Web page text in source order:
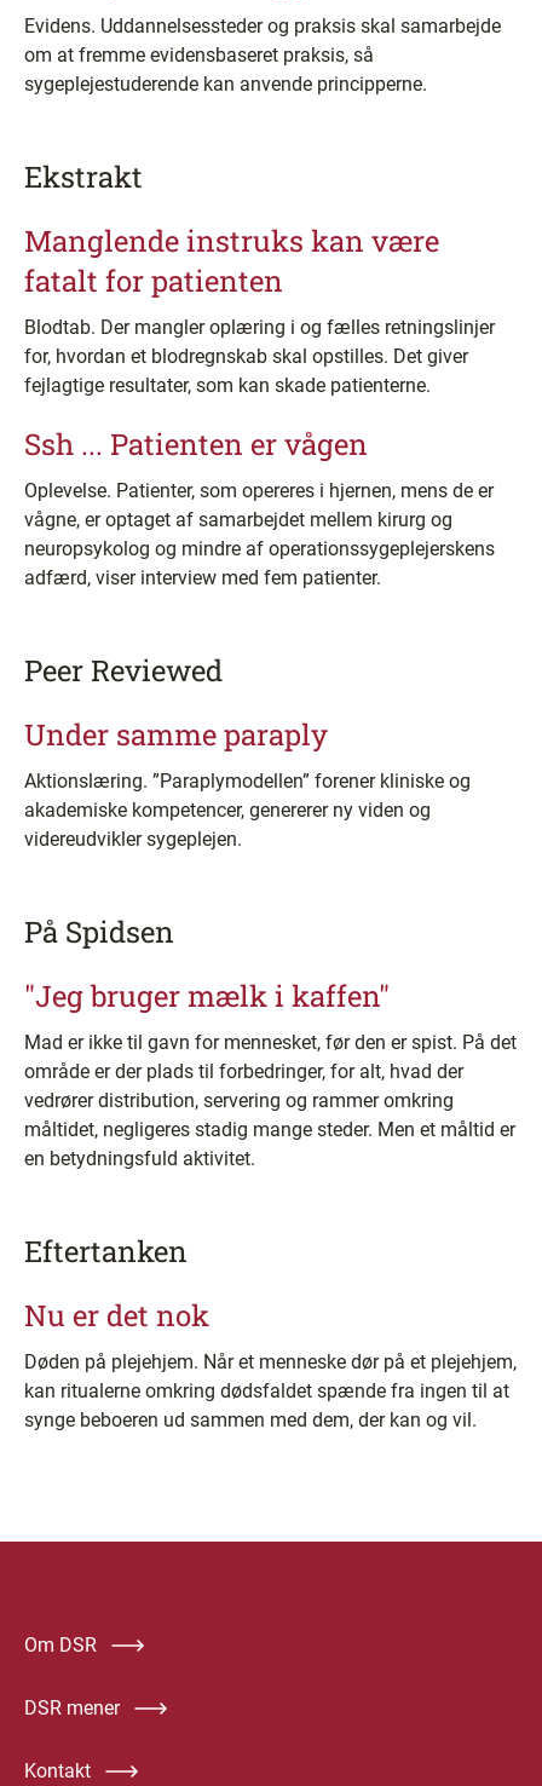
Evidens. Uddannelsessteder og praksis skal samarbejde
om at fremme evidensbaseret praksis, så
sygeplejestuderende kan anvende principperne.
Ekstrakt
Manglende instruks kan være
fatalt for patienten
Blodtab. Der mangler oplæring i og fælles retningslinjer
for, hvordan et blodregnskab skal opstilles. Det giver
fejlagtige resultater, som kan skade patienterne.
Ssh ... Patienten er vågen
Oplevelse. Patienter, som opereres i hjernen, mens de er
vågne, er optaget af samarbejdet mellem kirurg og
neuropsykolog og mindre af operationssygeplejerskens
adfærd, viser interview med fem patienter.
Peer Reviewed
Under samme paraply
Aktionslæring. ”Paraplymodellen” forener kliniske og
akademiske kompetencer, genererer ny viden og
videreudvikler sygeplejen.
På Spidsen
"Jeg bruger mælk i kaffen"
Mad er ikke til gavn for mennesket, før den er spist. På det
område er der plads til forbedringer, for alt, hvad der
vedrører distribution, servering og rammer omkring
måltidet, negligeres stadig mange steder. Men et måltid er
en betydningsfuld aktivitet.
Eftertanken
Nu er det nok
Døden på plejehjem. Når et menneske dør på et plejehjem,
kan ritualerne omkring dødsfaldet spænde fra ingen til at
synge beboeren ud sammen med dem, der kan og vil.
Om DSR
DSR mener
Kontakt